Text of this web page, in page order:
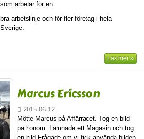
som arbetar för en
bra arbetslinje och för fler företag i hela
Sverige.
Läs mer »
Marcus Ericsson
2015-06-12
Mötte Marcus på Affärracet. Tog en bild
på honom. Lämnade ett Magasin och tog
en bild Frågade om vi fick använda bilden